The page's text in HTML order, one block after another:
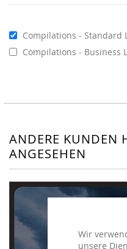
Wir
unsere
Compilations - Standard
Compilations - Business
ANDERE KUNDEN
ANGESEHEN